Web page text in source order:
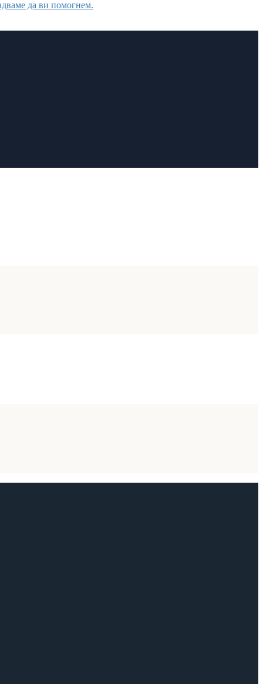
да ви помогнем.